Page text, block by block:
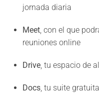
jornada diaria
Meet , con el que
reuniones online
Drive , tu espacio de
Docs , tu suite